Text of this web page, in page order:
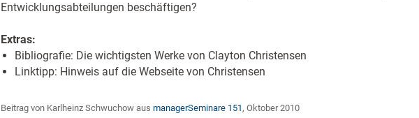
Entwicklungsabteilungen beschäftigen?
Extras:
Bibliografie: Die wichtigsten Werke von Clayton Christensen
Linktipp: Hinweis auf die Webseite von Christensen
Beitrag von Karlheinz Schwuchow aus managerSeminare 151, Oktober 2010